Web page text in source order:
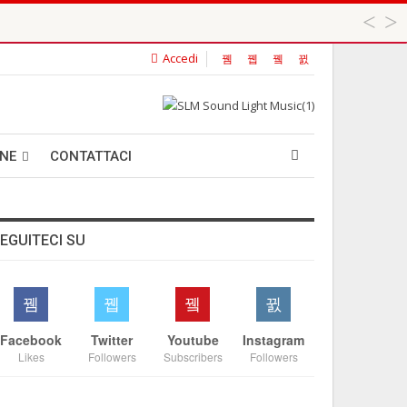
Accedi
CONTATTACI
SU
Facebook
Likes
Twitter
Followers
Youtube
Subscribers
Instagram
Followers